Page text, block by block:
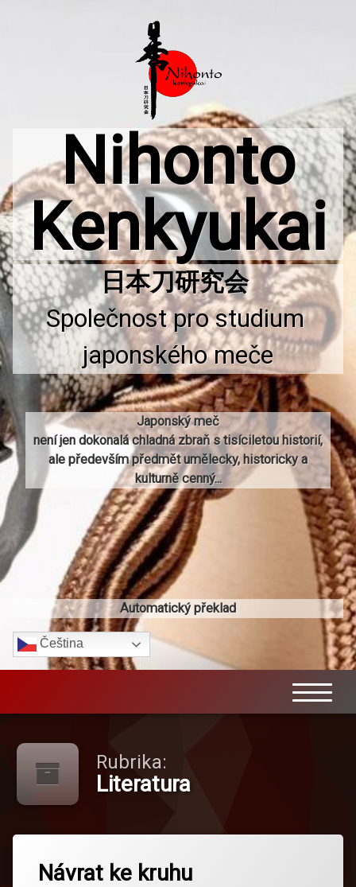
Nihonto
Kenkyukai
Společnost pro studium
japonského meče
Japonský meč
není jen dokonalá chladná zbraň s tisíciletou historií,
ale především předmět umělecky, historicky a
kulturně cenný...
Automatický překlad
Čeština‎
Rubrika:
Literatura
Návrat ke kruhu